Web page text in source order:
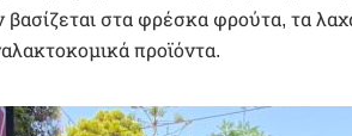
βασίζεται στα φρέσκα φρούτα, τα
προϊόντα.